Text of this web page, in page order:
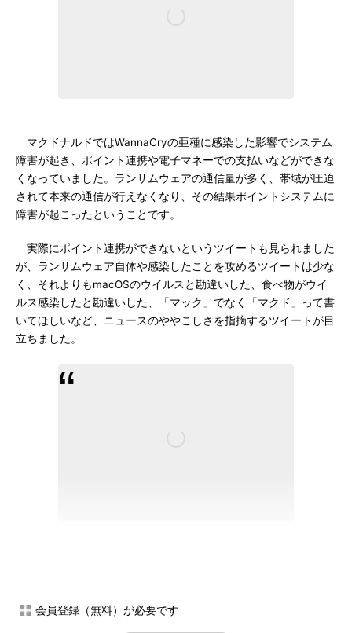
マクドナルドではWannaCryの亜種に感染した影響でシステム
障害が起き、ポイント連携や電子マネーでの支払いなどができな
くなっていました。ランサムウェアの通信量が多く、帯域が圧迫
されて本来の通信が行えなくなり、その結果ポイントシステムに
障害が起こったということです。
実際にポイント連携ができないというツイートも見られました
が、ランサムウェア自体や感染したことを攻めるツイートは少な
く、それよりもmacOSのウイルスと勘違いした、食べ物がウイ
ルス感染したと勘違いした、「マック」でなく「マクド」って書
いてほしいなど、ニュースのややこしさを指摘するツイートが目
立ちました。
会員登録（無料）が必要です